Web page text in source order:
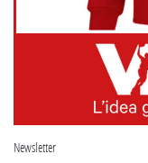
Newsletter